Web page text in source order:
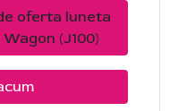
oferta luneta
Wagon (J100)